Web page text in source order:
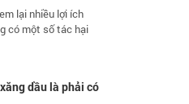
dầu là phải có
Cấp (SPILL KIT) bao